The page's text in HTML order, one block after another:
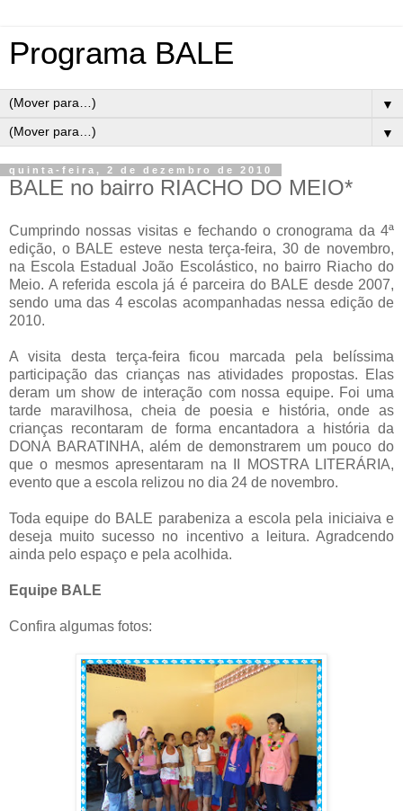
Programa BALE
▼
▼
quinta-feira, 2 de dezembro de 2010
BALE no bairro RIACHO DO MEIO*
Cumprindo nossas visitas e fechando o cronograma da 4ª
edição, o BALE esteve nesta terça-feira, 30 de novembro,
na Escola Estadual João Escolástico, no bairro Riacho do
Meio. A referida escola já é parceira do BALE desde 2007,
sendo uma das 4 escolas acompanhadas nessa edição de
2010.
A visita desta terça-feira ficou marcada pela belíssima
participação das crianças nas atividades propostas. Elas
deram um show de interação com nossa equipe. Foi uma
tarde maravilhosa, cheia de poesia e história, onde as
crianças recontaram de forma encantadora a história da
DONA BARATINHA, além de demonstrarem um pouco do
que o mesmos apresentaram na II MOSTRA LITERÁRIA,
evento que a escola relizou no dia 24 de novembro.
Toda equipe do BALE parabeniza a escola pela iniciaiva e
deseja muito sucesso no incentivo a leitura. Agradcendo
ainda pelo espaço e pela acolhida.
Equipe BALE
Confira algumas fotos: